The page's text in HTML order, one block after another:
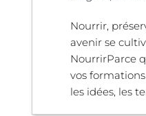
Nourrir,
avenir se
NourrirParce
vos
les idées, les